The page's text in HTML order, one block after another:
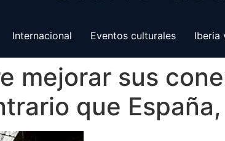
Internacional Eventos culturales Iberia
mejorar sus
que